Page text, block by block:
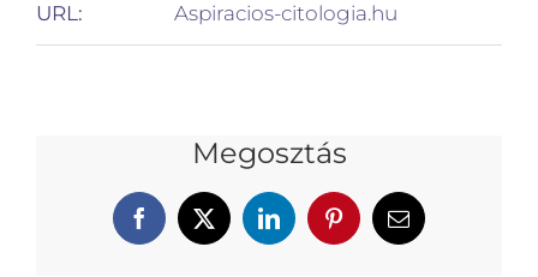
URL: Aspiracios-citologia.hu
Megosztás
Facebook
X LinkedInPinterestEmail: